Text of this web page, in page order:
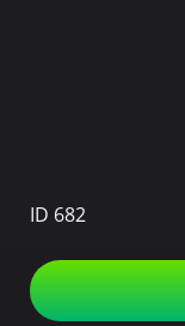
ID 682